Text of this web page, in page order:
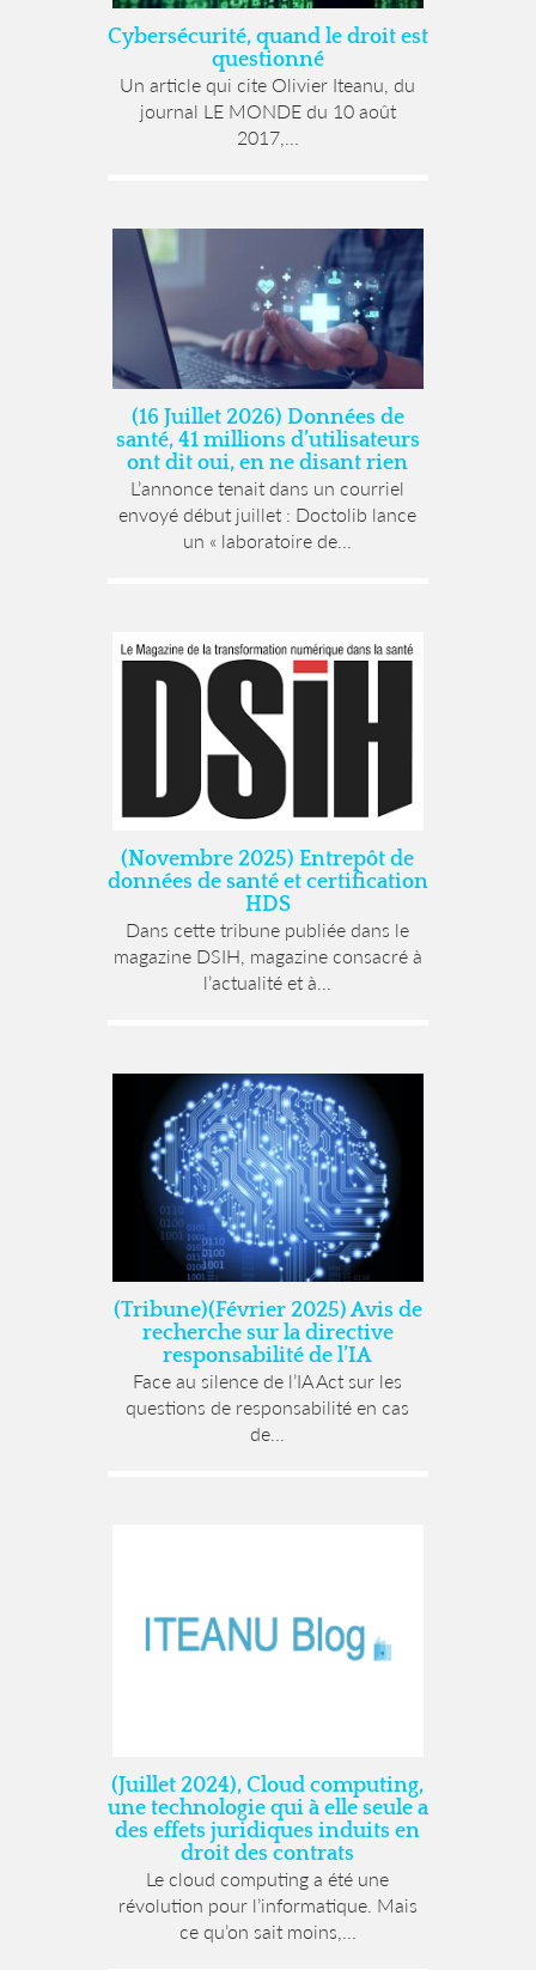
Cybersécurité, quand le droit est
questionné
Un article qui cite Olivier Iteanu, du
journal LE MONDE du 10 août
2017,...
(16 Juillet 2026) Données de
santé, 41 millions d’utilisateurs
ont dit oui, en ne disant rien
L’annonce tenait dans un courriel
envoyé début juillet : Doctolib lance
un « laboratoire de...
(Novembre 2025) Entrepôt de
données de santé et certification
HDS
Dans cette tribune publiée dans le
magazine DSIH, magazine consacré à
l’actualité et à...
(Tribune)(Février 2025) Avis de
recherche sur la directive
responsabilité de l’IA
Face au silence de l’IA Act sur les
questions de responsabilité en cas
de...
(Juillet 2024), Cloud computing,
une technologie qui à elle seule a
des effets juridiques induits en
droit des contrats
Le cloud computing a été une
révolution pour l’informatique. Mais
ce qu’on sait moins,...